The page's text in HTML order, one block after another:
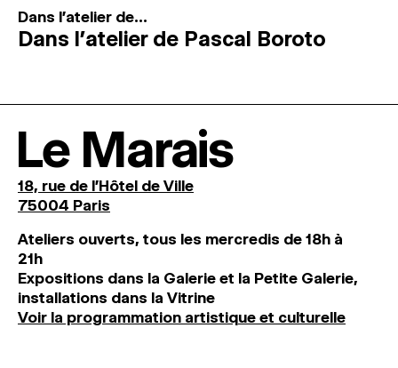
Dans l'atelier de...
Dans l’atelier de Pascal Boroto
Le Marais
18, rue de l'Hôtel de Ville
75004 Paris
Ateliers ouverts, tous les mercredis de 18h à
21h
Expositions dans la Galerie et la Petite Galerie,
installations dans la Vitrine
Voir la programmation artistique et culturelle